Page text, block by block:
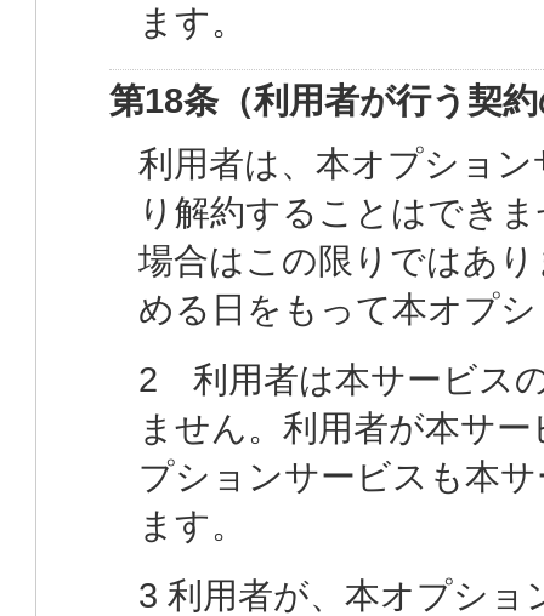
ます。
第18条（利用者が行う契
利用者は、本オプショ
り解約することはでき
場合はこの限りではあ
める日をもって本オプ
2 利用者は本サービス
ません。利用者が本サ
プションサービスも本
ます。
3 利用者が、本オプシ